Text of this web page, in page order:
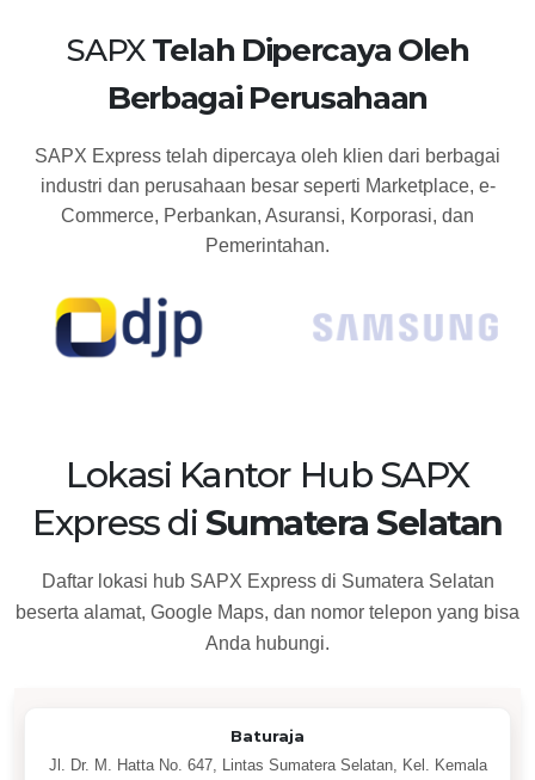
SAPXTelah Dipercaya Oleh
Berbagai Perusahaan
SAPX Express telah dipercaya oleh klien dari berbagai
industri dan perusahaan besar seperti Marketplace, e-
Commerce, Perbankan, Asuransi, Korporasi, dan
Pemerintahan.
Lokasi Kantor Hub SAPX
Express diSumatera Selatan
Daftar lokasi hub SAPX Express di Sumatera Selatan
beserta alamat, Google Maps, dan nomor telepon yang bisa
Anda hubungi.
Baturaja
Jl. Dr. M. Hatta No. 647, Lintas Sumatera Selatan, Kel. Kemala